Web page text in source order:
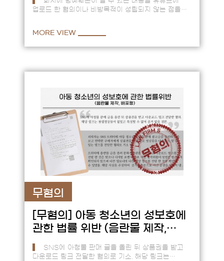
업로드 한 혐의이나 비방목적이 성립되지 않는 점을
MORE VIEW
무혐의
[무혐의] 아동 청소년의 성보호에
관한 법률 위반 (음란물 제작,
배포등)
SNS에 아청물 판매 글을 올린 뒤 상품권을 받고
다운로드 링크 전달한 혐의로 기소. 해당 링크는